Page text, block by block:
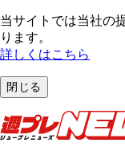
当サイトでは当社の
ります。
詳しくはこちら
閉じる